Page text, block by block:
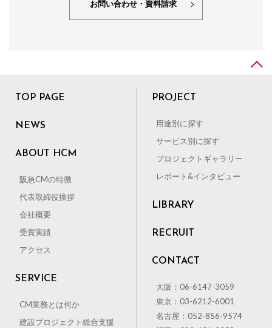
お問い合わせ・資料請求
TOP PAGE
NEWS
ABOUT HCM
阪急CMの特徴
代表取締役挨拶
会社概要
受賞実績
アクセス
SERVICE
CM業務とは何か
建設プロジェクト総合支援
PROJECT
用途別に探す
サービス別に探す
プロジェクトギャラリー
レポート&インタビュー
LIBRARY
RECRUIT
CONTACT
大阪：06-6147-3059
東京：03-6212-6001
名古屋：052-856-9574